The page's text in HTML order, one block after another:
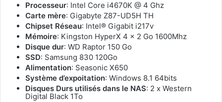
Processeur: Intel Core i4670K @ 4 Ghz
Carte mère: Gigabyte Z87-UD5H TH
Chipset Réseau: Intel® Gigabit i217v
Mémoire: Kingston HyperX 4 x 2 Go 1600Mhz
Disque dur: WD Raptor 150 Go
SSD: Samsung 830 120Go
Alimentation: Seasonic X650
Système d’expoitation: Windows 8.1 64bits
Disques Durs utilisés dans le NAS: 2 x Western
Digital Black 1To